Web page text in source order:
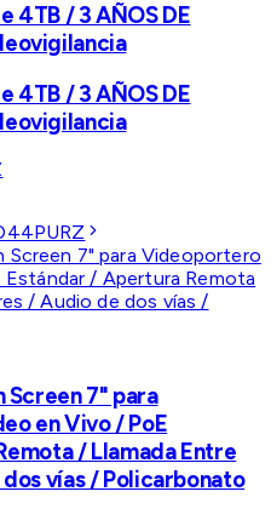
4TB / 3 AÑOS DE
4TB / 3 AÑOS DE
Screen 7" para
en Vivo / PoE
/ Llamada Entre
vías / Policarbonato